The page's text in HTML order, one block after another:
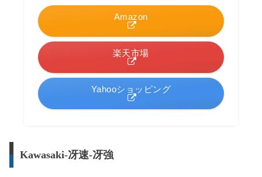
Amazon
楽天市場
Yahooショッピング
Kawasaki-冴速-冴強